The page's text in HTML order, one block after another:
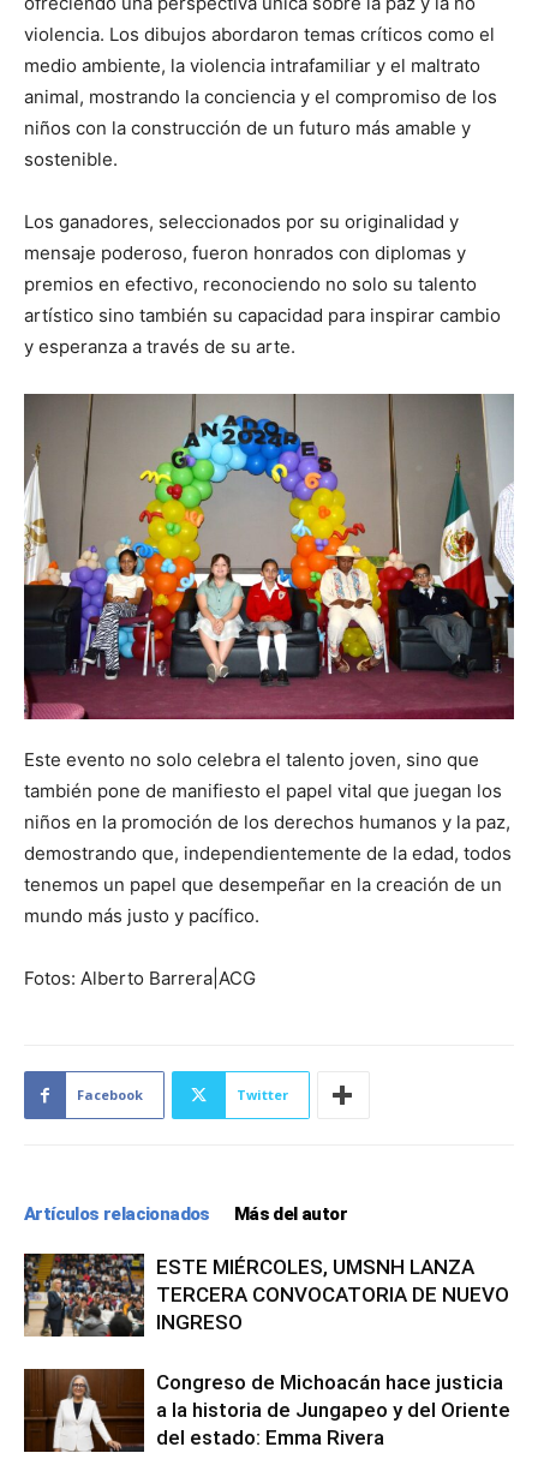
violencia. Los dibujos abordaron temas críticos como el
medio ambiente, la violencia intrafamiliar y el maltrato
animal, mostrando la conciencia y el compromiso de los
niños con la construcción de un futuro más amable y
sostenible.
Los ganadores, seleccionados por su originalidad y
mensaje poderoso, fueron honrados con diplomas y
premios en efectivo, reconociendo no solo su talento
artístico sino también su capacidad para inspirar cambio
y esperanza a través de su arte.
Este evento no solo celebra el talento joven, sino que
también pone de manifiesto el papel vital que juegan los
niños en la promoción de los derechos humanos y la paz,
demostrando que, independientemente de la edad, todos
tenemos un papel que desempeñar en la creación de un
mundo más justo y pacífico.
Fotos: Alberto Barrera|ACG
Facebook Twitter
Artículos relacionados Más del autor
ESTE MIÉRCOLES, UMSNH LANZA
TERCERA CONVOCATORIA DE NUEVO
INGRESO
Congreso de Michoacán hace justicia
a la historia de Jungapeo y del Oriente
del estado: Emma Rivera